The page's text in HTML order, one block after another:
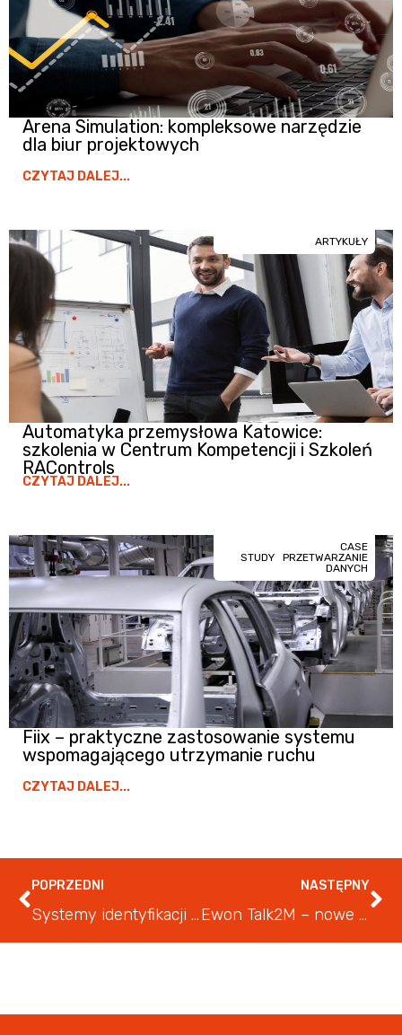
Arena Simulation: kompleksowe narzędzie
dla biur projektowych
CZYTAJ DALEJ...
Automatyka przemysłowa Katowice:
szkolenia w Centrum Kompetencji i Szkoleń
RAControls
ARTYKUŁY
CZYTAJ DALEJ...
Fiix – praktyczne zastosowanie systemu
wspomagającego utrzymanie ruchu
CASE
STUDY
PRZETWARZANIE
DANYCH
CZYTAJ DALEJ...
POPRZEDNI
Systemy identyfikacji RFID – dlaczego warto wdrożyć je w zakładzie produkcyjnym?
NASTĘPNY
Ewon Talk2M – nowe funkcjonalności